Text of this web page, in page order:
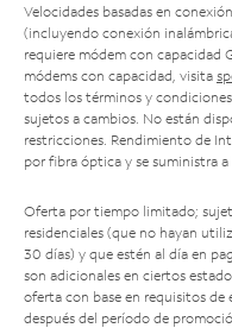
Velocidades basadas en
(incluyendo conexión
requiere módem con capacidad
módems con capacidad, visita
todos los términos y
sujetos a cambios. No están
restricciones. Rendimiento de
por fibra óptica y se suministra
Oferta por tiempo limitado;
residenciales (que no hayan
30 días) y que estén al día en
son adicionales en ciertos
oferta con base en requisitos de
después del período de